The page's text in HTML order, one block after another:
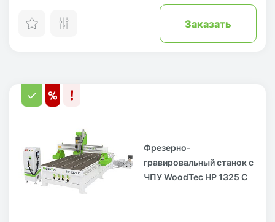
Заказать
Фрезерно-
гравировальный станок с
ЧПУ WoodTec HP 1325 С